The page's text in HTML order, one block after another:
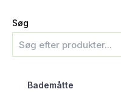
Søg
Bademåtte